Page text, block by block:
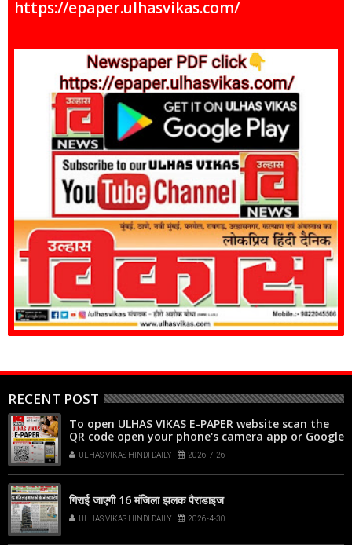
https://epaper.ulhasvikas.com/
RECENT POST
To open ULHAS VIKAS E-PAPER website scan the
QR code open your phone's camera app or Google
Lens, point it at the code, and tap the web link
popup that appears on your screen
ULHAS VIKAS HINDI DAILY 2026-7-26
गिराई जाएगी 16 मंजिला झलक पैराडाइज
ULHAS VIKAS HINDI DAILY 2026-4-30